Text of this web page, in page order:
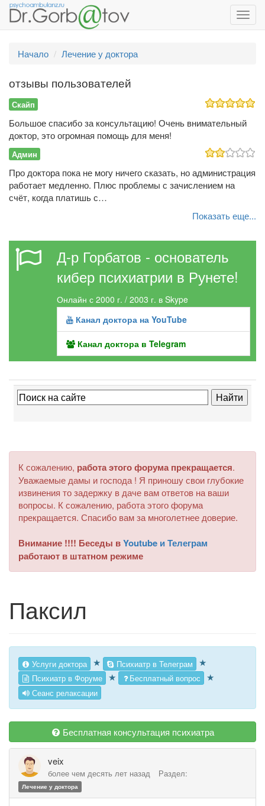
Начало
Лечение у доктора
отзывы пользователей
Скайп
Большое спасибо за консультацию! Очень внимательный
доктор, это огромная помощь для меня!
Админ
Про доктора пока не могу ничего сказать, но администрация
работает медленно. Плюс проблемы с зачислением на
счёт, когда платишь с…
Показать еще...
Д-р Горбатов - основатель
кибер психиатрии в Рунете!
Онлайн с 2000 г. / 2003 г. в Skype
Канал доктора на YouTube
Канал доктора в Telegram
К сожалению, работа этого форума прекращается.
Уважаемые дамы и господа ! Я приношу свои глубокие
извинения то задержку в даче вам ответов на ваши
вопросы. К сожалению, работа этого форума
прекращается. Спасибо вам за многолетнее доверие.
Внимание !!!! Беседы вYoutube и Телеграм
работают в штатном режиме
Паксил
Услуги доктора ★ Психиатр в Телеграм ★
Психиатр в Форуме ★ Бесплатный вопрос ★
Сеанс релаксации
Бесплатная консультация психиатра
veix
более чем десять лет назад Раздел:
Лечение у доктора